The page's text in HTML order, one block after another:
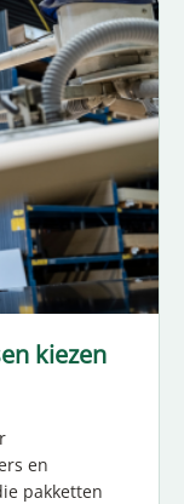
kiezen
en
pakketten